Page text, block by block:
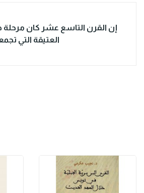
إن القرن التاسع عشر كان مرحلة
العتيقة التي